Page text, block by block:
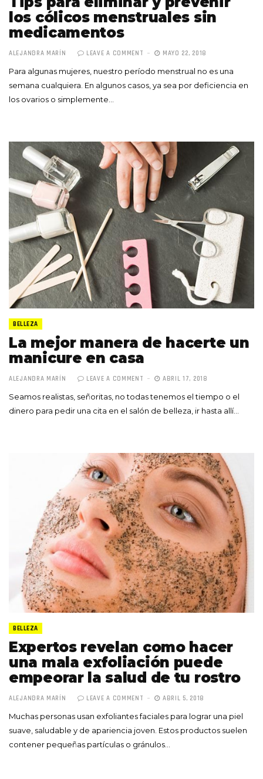
los cólicos menstruales sin
medicamentos
ALEJANDRA MARÍN LEAVE A COMMENT MAYO 22, 2018
Para algunas mujeres, nuestro período menstrual no es una
semana cualquiera. En algunos casos, ya sea por deficiencia en
los ovarios o simplemente…
BELLEZA
La mejor manera de hacerte un
manicure en casa
ALEJANDRA MARÍN LEAVE A COMMENT ABRIL 17, 2018
Seamos realistas, señoritas, no todas tenemos el tiempo o el
dinero para pedir una cita en el salón de belleza, ir hasta allí…
BELLEZA
Expertos revelan como hacer
una mala exfoliación puede
empeorar la salud de tu rostro
ALEJANDRA MARÍN LEAVE A COMMENT ABRIL 5, 2018
Muchas personas usan exfoliantes faciales para lograr una piel
suave, saludable y de apariencia joven. Estos productos suelen
contener pequeñas partículas o gránulos…